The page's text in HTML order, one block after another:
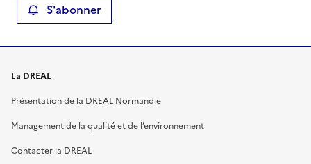
S'abonner
La DREAL
Présentation de la DREAL Normandie
Management de la qualité et de l’environnement
Contacter la DREAL